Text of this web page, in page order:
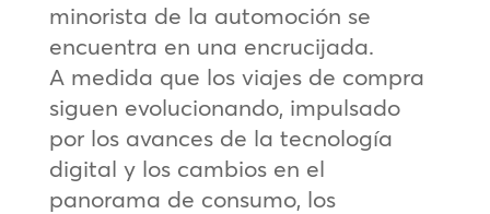
minorista de la automoción se
encuentra en una encrucijada.
A medida que los viajes de compra
siguen evolucionando, impulsado
por los avances de la tecnología
digital y los cambios en el
panorama de consumo, los